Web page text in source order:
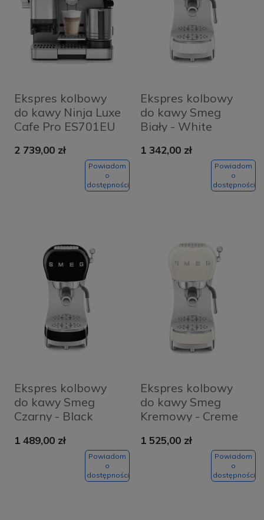
Ekspres kolbowy
do kawy Ninja Luxe
Cafe Pro ES701EU
2 739,00 zł
Powiadom
o
dostępności
Ekspres kolbowy
do kawy Smeg
Biały - White
1 342,00 zł
Powiadom
o
dostępności
Ekspres kolbowy
do kawy Smeg
Czarny - Black
1 489,00 zł
Powiadom
o
dostępności
Ekspres kolbowy
do kawy Smeg
Kremowy - Creme
1 525,00 zł
Powiadom
o
dostępności